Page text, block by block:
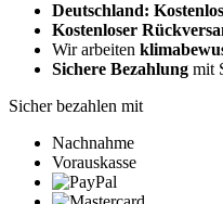
Deutschland:
Kostenloser
Wir arbeiten
Sichere Bezahlung mit
Sicher bezahlen mit
Nachnahme
Vorauskasse